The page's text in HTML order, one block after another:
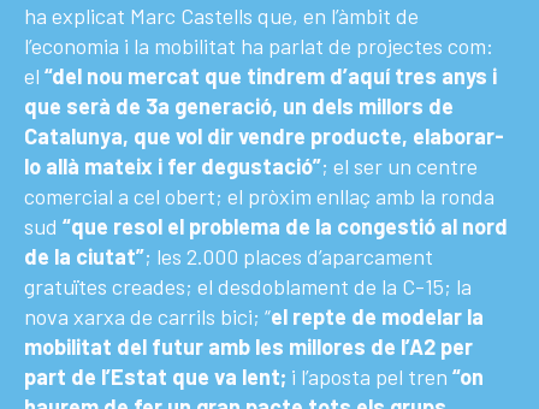
ha explicat Marc Castells que, en l’àmbit de
l’economia i la mobilitat ha parlat de projectes com:
el “del nou mercat que tindrem d’aquí tres anys i
que serà de 3a generació, un dels millors de
Catalunya, que vol dir vendre producte, elaborar-
lo allà mateix i fer degustació”; el ser un centre
comercial a cel obert; el pròxim enllaç amb la ronda
sud “que resol el problema de la congestió al nord
de la ciutat”; les 2.000 places d’aparcament
gratuïtes creades; el desdoblament de la C-15; la
nova xarxa de carrils bici; “el repte de modelar la
mobilitat del futur amb les millores de l’A2 per
part de l’Estat que va lent; i l’aposta pel tren “on